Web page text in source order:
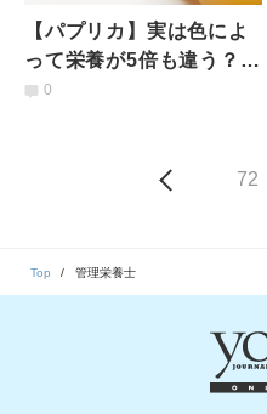
【パプリカ】実は色によ
って栄養が5倍も違う？何
色を選ぶのが正解？管理
0
72
Top 管理栄養士